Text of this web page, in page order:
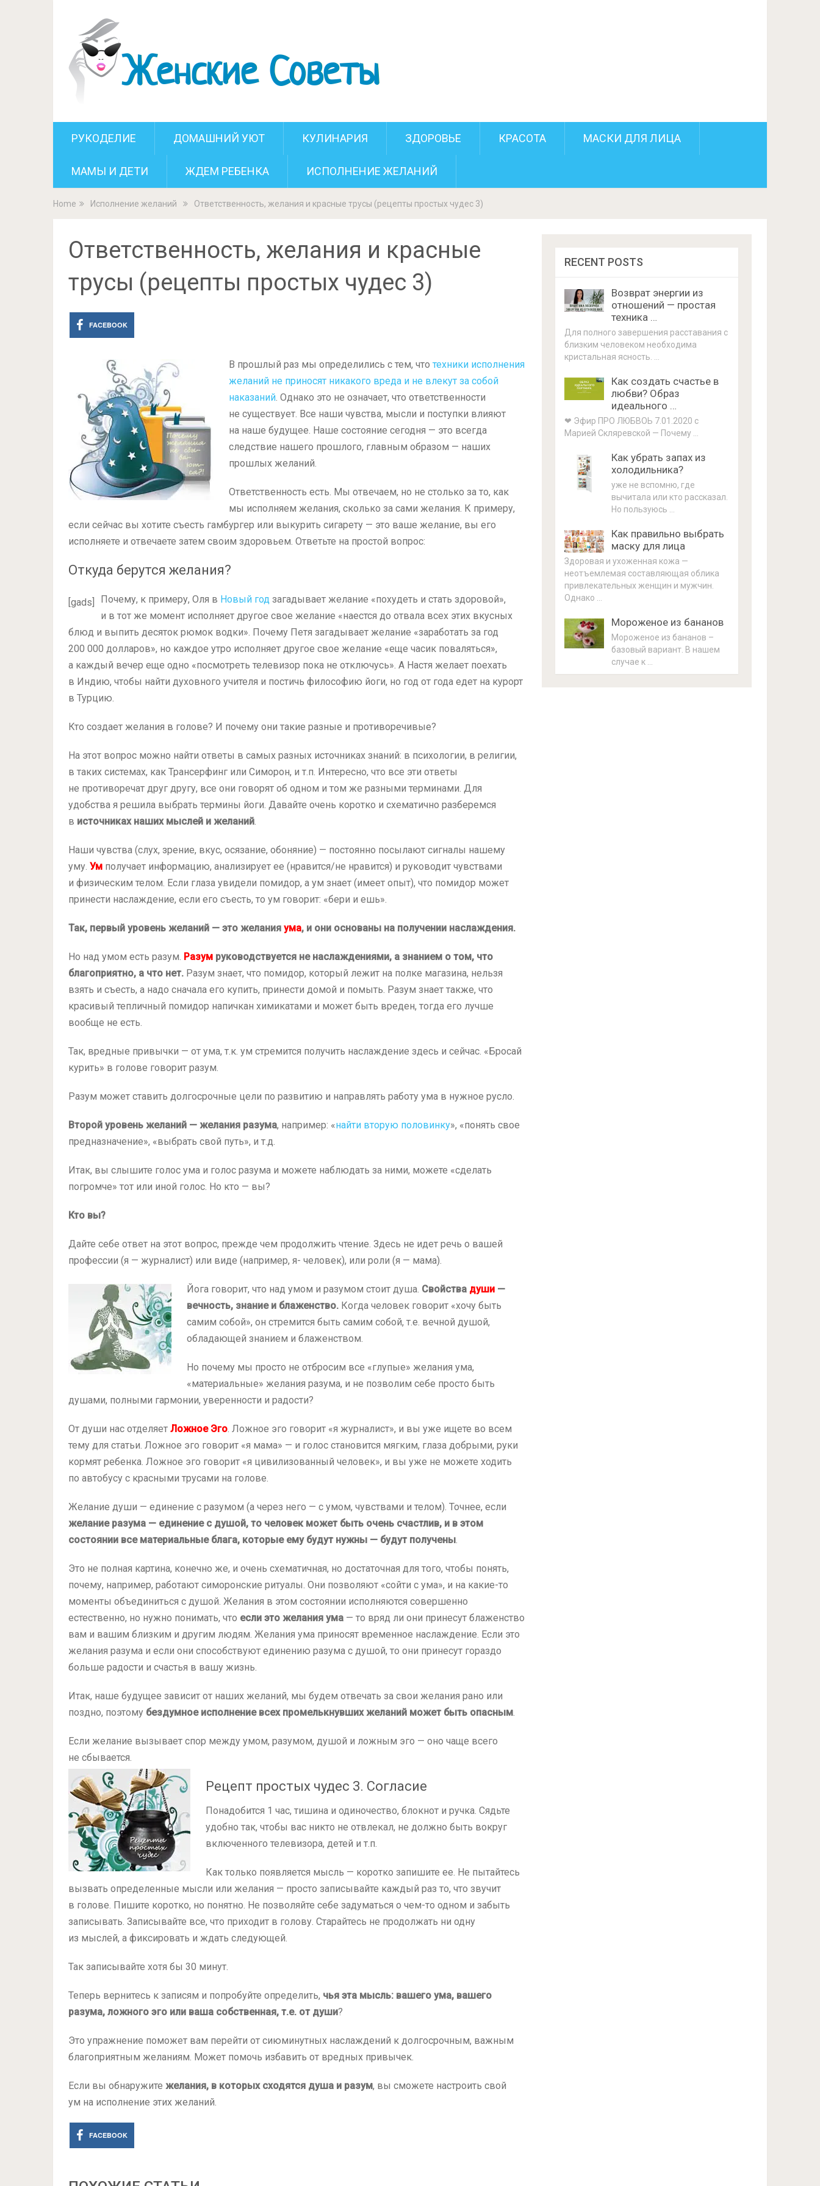
РУКОДЕЛИЕ ДОМАШНИЙ УЮТ КУЛИНАРИЯ ЗДОРОВЬЕ КРАСОТА МАСКИ ДЛЯ ЛИЦА
МАМЫ И ДЕТИ ЖДЕМ РЕБЕНКА ИСПОЛНЕНИЕ ЖЕЛАНИЙ
Home Исполнение желаний Ответственность, желания и красные трусы (рецепты простых чудес 3)
Ответственность, желания и красные
трусы (рецепты простых чудес 3)
FACEBOOK
В прошлый раз мы определились с тем, чтотехники исполнения
желаний не приносят никакого вреда и не влекут за собой
наказаний. Однако это не означает, что ответственности
не существует. Все наши чувства, мысли и поступки влияют
на наше будущее. Наше состояние сегодня — это всегда
следствие нашего прошлого, главным образом — наших
прошлых желаний.
Ответственность есть. Мы отвечаем, но не столько за то, как
мы исполняем желания, сколько за сами желания. К примеру,
если сейчас вы хотите съесть гамбургер или выкурить сигарету — это ваше желание, вы его
исполняете и отвечаете затем своим здоровьем. Ответьте на простой вопрос:
Откуда берутся желания?
[gads] Почему, к примеру, Оля в Новый год загадывает желание «похудеть и стать здоровой»,
и в тот же момент исполняет другое свое желание «наестся до отвала всех этих вкусных
блюд и выпить десяток рюмок водки». Почему Петя загадывает желание «заработать за год
200 000 долларов», но каждое утро исполняет другое свое желание «еще часик поваляться»,
а каждый вечер еще одно «посмотреть телевизор пока не отключусь». А Настя желает поехать
в Индию, чтобы найти духовного учителя и постичь философию йоги, но год от года едет на курорт
в Турцию.
Кто создает желания в голове? И почему они такие разные и противоречивые?
На этот вопрос можно найти ответы в самых разных источниках знаний: в психологии, в религии,
в таких системах, как Трансерфинг или Симорон, и т.п. Интересно, что все эти ответы
не противоречат друг другу, все они говорят об одном и том же разными терминами. Для
удобства я решила выбрать термины йоги. Давайте очень коротко и схематично разберемся
в источниках наших мыслей и желаний.
Наши чувства (слух, зрение, вкус, осязание, обоняние) — постоянно посылают сигналы нашему
уму. Ум получает информацию, анализирует ее (нравится/не нравится) и руководит чувствами
и физическим телом. Если глаза увидели помидор, а ум знает (имеет опыт), что помидор может
принести наслаждение, если его съесть, то ум говорит: «бери и ешь».
Так, первый уровень желаний — это желания ума, и они основаны на получении наслаждения.
Но над умом есть разум. Разум руководствуется не наслаждениями, а знанием о том, что
благоприятно, а что нет. Разум знает, что помидор, который лежит на полке магазина, нельзя
взять и съесть, а надо сначала его купить, принести домой и помыть. Разум знает также, что
красивый тепличный помидор напичкан химикатами и может быть вреден, тогда его лучше
вообще не есть.
Так, вредные привычки — от ума, т.к. ум стремится получить наслаждение здесь и сейчас. «Бросай
курить» в голове говорит разум.
Разум может ставить долгосрочные цели по развитию и направлять работу ума в нужное русло.
Второй уровень желаний — желания разума, например: «найти вторую половинку», «понять свое
предназначение», «выбрать свой путь», и т.д.
Итак, вы слышите голос ума и голос разума и можете наблюдать за ними, можете «сделать
погромче» тот или иной голос. Но кто — вы?
Кто вы?
Дайте себе ответ на этот вопрос, прежде чем продолжить чтение. Здесь не идет речь о вашей
профессии (я — журналист) или виде (например, я- человек), или роли (я — мама).
Йога говорит, что над умом и разумом стоит душа. Свойства души —
вечность, знание и блаженство. Когда человек говорит «хочу быть
самим собой», он стремится быть самим собой, т.е. вечной душой,
обладающей знанием и блаженством.
Но почему мы просто не отбросим все «глупые» желания ума,
«материальные» желания разума, и не позволим себе просто быть
душами, полными гармонии, уверенности и радости?
От души нас отделяет Ложное Эго. Ложное эго говорит «я журналист», и вы уже ищете во всем
тему для статьи. Ложное эго говорит «я мама» — и голос становится мягким, глаза добрыми, руки
кормят ребенка. Ложное эго говорит «я цивилизованный человек», и вы уже не можете ходить
по автобусу с красными трусами на голове.
Желание души — единение с разумом (а через него — с умом, чувствами и телом). Точнее, если
желание разума — единение с душой, то человек может быть очень счастлив, и в этом
состоянии все материальные блага, которые ему будут нужны — будут получены.
Это не полная картина, конечно же, и очень схематичная, но достаточная для того, чтобы понять,
почему, например, работают симоронские ритуалы. Они позволяют «сойти с ума», и на какие-то
моменты объединиться с душой. Желания в этом состоянии исполняются совершенно
естественно, но нужно понимать, что если это желания ума — то вряд ли они принесут блаженство
вам и вашим близким и другим людям. Желания ума приносят временное наслаждение. Если это
желания разума и если они способствуют единению разума с душой, то они принесут гораздо
больше радости и счастья в вашу жизнь.
Итак, наше будущее зависит от наших желаний, мы будем отвечать за свои желания рано или
поздно, поэтому бездумное исполнение всех промелькнувших желаний может быть опасным.
Если желание вызывает спор между умом, разумом, душой и ложным эго — оно чаще всего
не сбывается.
Рецепт простых чудес 3. Согласие
Понадобится 1 час, тишина и одиночество, блокнот и ручка. Сядьте
удобно так, чтобы вас никто не отвлекал, не должно быть вокруг
включенного телевизора, детей и т.п.
Как только появляется мысль — коротко запишите ее. Не пытайтесь
вызвать определенные мысли или желания — просто записывайте каждый раз то, что звучит
в голове. Пишите коротко, но понятно. Не позволяйте себе задуматься о чем-то одном и забыть
записывать. Записывайте все, что приходит в голову. Старайтесь не продолжать ни одну
из мыслей, а фиксировать и ждать следующей.
Так записывайте хотя бы 30 минут.
Теперь вернитесь к записям и попробуйте определить, чья эта мысль: вашего ума, вашего
разума, ложного эго или ваша собственная, т.е. от души?
Это упражнение поможет вам перейти от сиюминутных наслаждений к долгосрочным, важным
благоприятным желаниям. Может помочь избавить от вредных привычек.
Если вы обнаружите желания, в которых сходятся душа и разум, вы сможете настроить свой
ум на исполнение этих желаний.
FACEBOOK
RECENT POSTS
Возврат энергии из
отношений — простая
техника …
Для полного завершения расставания с
близким человеком необходима
кристальная ясность. …
Как создать счастье в
любви? Образ
идеального …
❤ Эфир ПРО ЛЮБВОЬ 7.01.2020 с
Марией Скляревской — Почему …
Как убрать запах из
холодильника?
уже не вспомню, где
вычитала или кто рассказал.
Но пользуюсь …
Как правильно выбрать
маску для лица
Здоровая и ухоженная кожа —
неотъемлемая составляющая облика
привлекательных женщин и мужчин.
Однако …
Мороженое из бананов
Мороженое из бананов –
базовый вариант. В нашем
случае к …